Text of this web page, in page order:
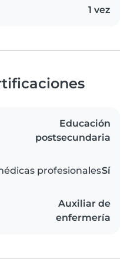
1 vez
Educación
postsecundaria
profesionalesSí
Auxiliar de
enfermería